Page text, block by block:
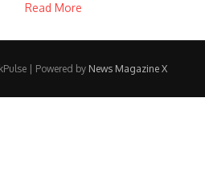
Read More
| Powered by News Magazine X